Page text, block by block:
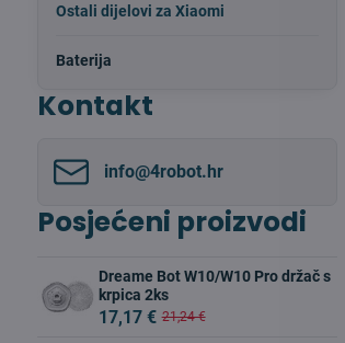
Ostali dijelovi za Xiaomi
Baterija
Kontakt
info​@4robot​.hr
Posjećeni proizvodi
Dreame Bot W10/W10 Pro držač s
krpica 2ks
17,17 € 21,24 €